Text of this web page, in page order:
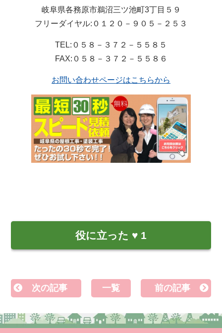
岐阜県各務原市鵜沼三ツ池町3丁目５９
フリーダイヤル:０１２０－９０５－２５３
TEL:０５８－３７２－５５８５
FAX:０５８－３７２－５５８６
お問い合わせページはこちらから
役に立った ♥ 1
次の記事 一覧 前の記事